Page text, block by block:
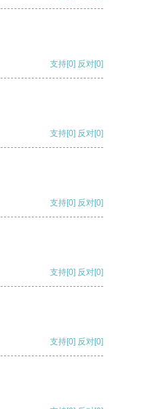
支持[0] 反对[0]
支持[0] 反对[0]
支持[0] 反对[0]
支持[0] 反对[0]
支持[0] 反对[0]